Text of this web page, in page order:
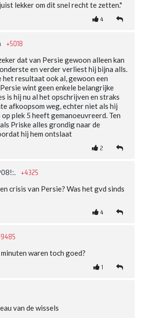
lekker om dit snel recht te zetten."
4
+5018
dat van Persie gewoon alleen kan
en verder verliest hij bijna alls.
het resultaat ook al, gewoon een
wint geen enkele belangrijke
is hij nu al het opschrijven en straks
afkoopsom weg, echter niet als hij
plek 5 heeft gemanoeuvreerd. Ten
Priske alles grondig naar de
hij hem ontslaat
2
+4325
crisis van Persie? Was het gvd sinds
4
waren toch goed?
1
van de wissels